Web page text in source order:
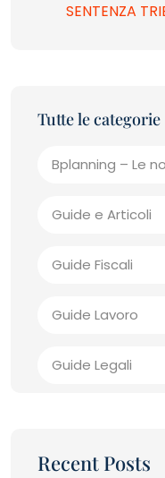
SENTENZA
Bplanning – Le
Guide e Articoli
Guide Fiscali
Guide Lavoro
Guide Legali
Recent Posts